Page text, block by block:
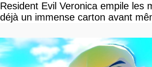
Resident Evil Veronica empile les
déjà un immense carton avant